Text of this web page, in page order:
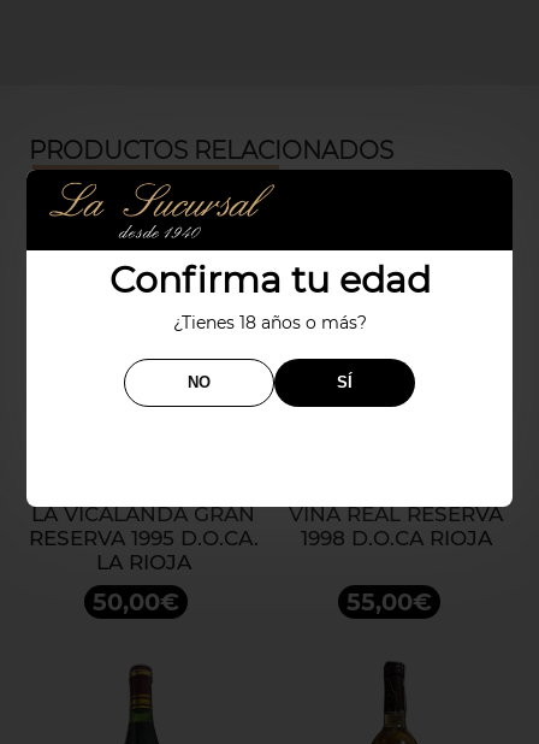
Confirma tu edad
¿Tienes 18 años o más?
NO SÍ
PRODUCTOS RELACIONADOS
LA VICALANDA GRAN
RESERVA 1995 D.O.CA.
LA RIOJA
50,00€
VIÑA REAL RESERVA
1998 D.O.CA RIOJA
55,00€